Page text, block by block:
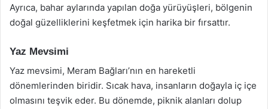
Ayrıca, bahar aylarında yapılan doğa yürüyüşleri, bölgenin
doğal güzelliklerini keşfetmek için harika bir fırsattır.
Yaz Mevsimi
Yaz mevsimi, Meram Bağları’nın en hareketli
dönemlerinden biridir. Sıcak hava, insanların doğayla iç içe
olmasını teşvik eder. Bu dönemde, piknik alanları dolup